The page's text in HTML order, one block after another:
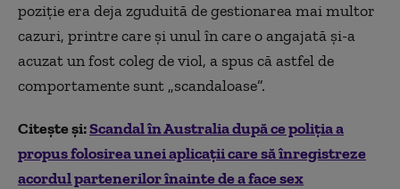
poziţie era deja zguduită de gestionarea mai multor
cazuri, printre care şi unul în care o angajată şi-a
acuzat un fost coleg de viol, a spus că astfel de
comportamente sunt „scandaloase”.
Citește și:Scandal în Australia după ce poliţia a
propus folosirea unei aplicaţii care să înregistreze
acordul partenerilor înainte de a face sex